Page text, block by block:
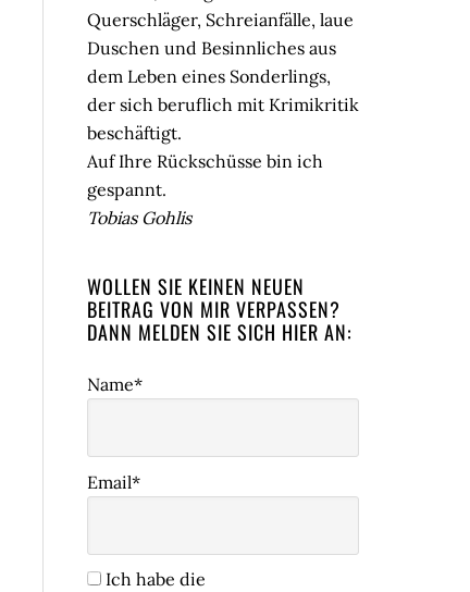
Querschläger, Schreianfälle, laue
Duschen und Besinnliches aus
dem Leben eines Sonderlings,
der sich beruflich mit Krimikritik
beschäftigt.
Auf Ihre Rückschüsse bin ich
gespannt.
Tobias Gohlis
WOLLEN SIE KEINEN NEUEN
BEITRAG VON MIR VERPASSEN?
DANN MELDEN SIE SICH HIER AN:
Name*
Email*
Ich habe die